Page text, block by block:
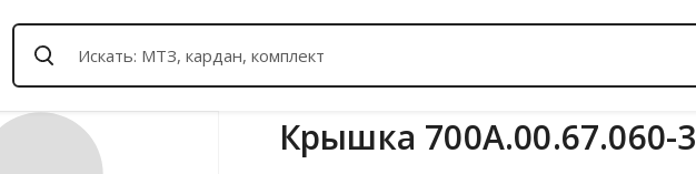
Крышка 700А.00.67.060-3